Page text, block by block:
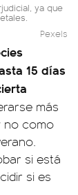
ya que
Pexels
15 días
más
no como
si está
si es